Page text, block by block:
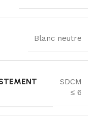
Blanc neutre
SDCM
≤ 6